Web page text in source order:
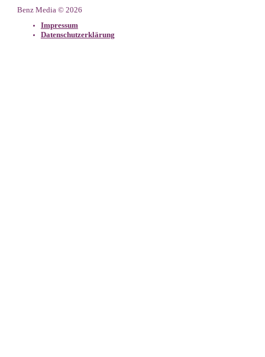
Benz Media © 2026
Impressum
Datenschutzerklärung